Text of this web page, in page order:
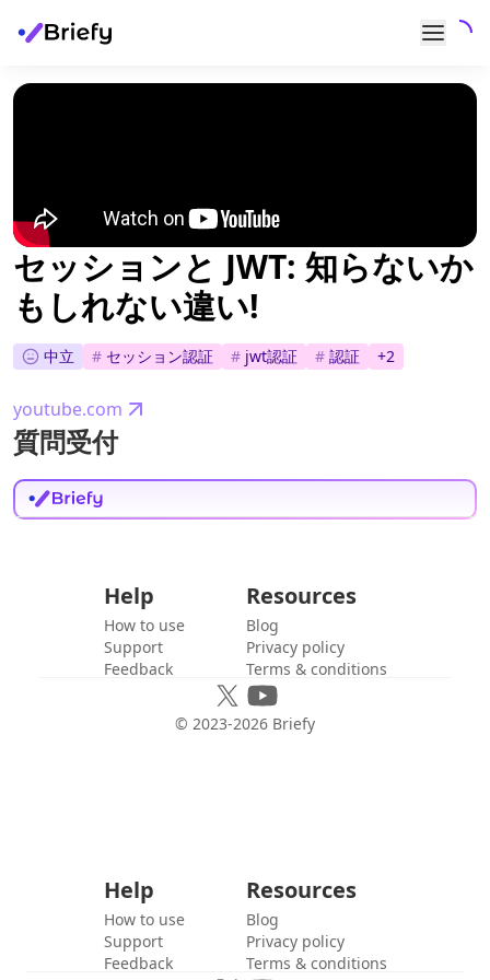
セッションと JWT: 知らないか
もしれない違い!
中立 # セッション認証 # jwt認証 # 認証 +2
youtube.com
質問受付
Help
How to use
Support
Feedback
Resources
Blog
Privacy policy
Terms & conditions
© 2023-2026 Briefy
Help
How to use
Support
Feedback
Resources
Blog
Privacy policy
Terms & conditions